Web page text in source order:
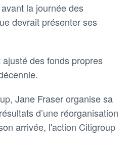
la journée des
devrait présenter ses
des fonds propres
Jane Fraser organise sa
d’une réorganisation
arrivée, l'action Citigroup